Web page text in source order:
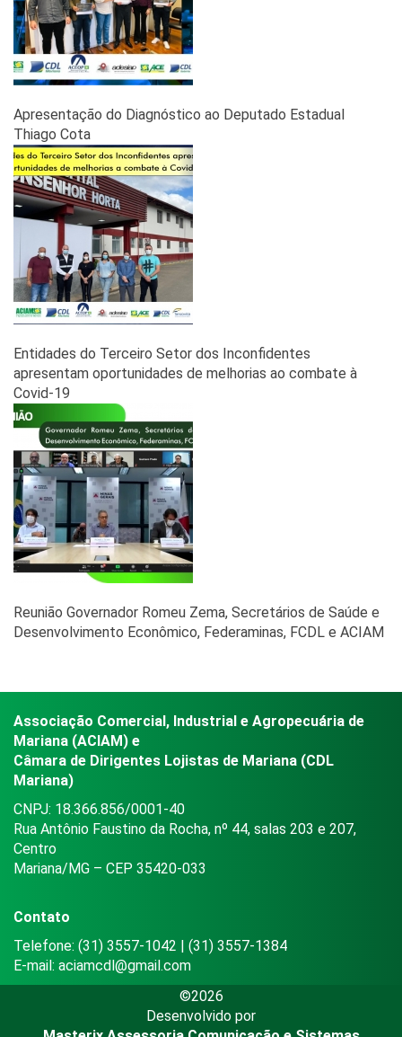
Apresentação do Diagnóstico ao Deputado Estadual
Thiago Cota
Entidades do Terceiro Setor dos Inconﬁdentes
apresentam oportunidades de melhorias ao combate à
Covid-19
Reunião Governador Romeu Zema, Secretários de Saúde e
Desenvolvimento Econômico, Federaminas, FCDL e ACIAM
Associação Comercial, Industrial e Agropecuária de
Mariana (ACIAM) e
Câmara de Dirigentes Lojistas de Mariana (CDL
Mariana)
CNPJ: 18.366.856/0001-40
Rua Antônio Faustino da Rocha, nº 44, salas 203 e 207,
Centro
Mariana/MG – CEP 35420-033
Contato
Telefone: (31) 3557-1042 | (31) 3557-1384
E-mail: aciamcdl@gmail.com
©2026
Desenvolvido por